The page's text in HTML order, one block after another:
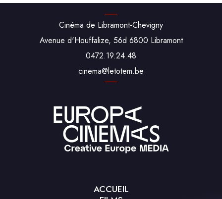
Cinéma de Libramont-Chevigny
Avenue d'Houffalize, 56d 6800 Libramont
0472.19.24.48
cine‌ma‌@‌leto‌tem.be
ACCUEIL